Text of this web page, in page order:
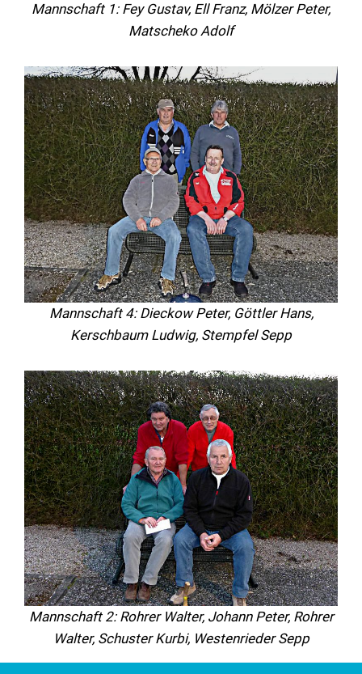
Mannschaft 1: Fey Gustav, Ell Franz, Mölzer Peter,
Matscheko Adolf
Mannschaft 4: Dieckow Peter, Göttler Hans,
Kerschbaum Ludwig, Stempfel Sepp
Mannschaft 2: Rohrer Walter, Johann Peter, Rohrer
Walter, Schuster Kurbi, Westenrieder Sepp